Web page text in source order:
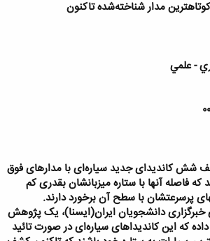
ع
مدار شناخته‌شده تاکنون
- علمي
شش کاندیدای جدید سیاره‌ای با مدارهای فوق
فاصله آنها با ستاره میزبانشان بقدری کم
پرسرعتشان با سطح آن برخورد دارند.
دانشجویان ایران(ایسنا)، یک پژوهش
که این کاندیداهای سیاره‌ای در صورت تائید